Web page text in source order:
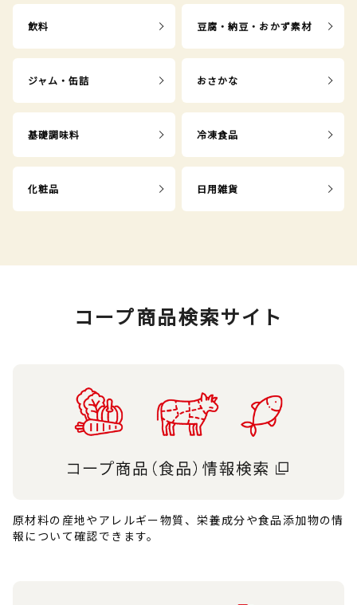
飲料 豆腐・納豆・おかず素材
ジャム・缶詰 おさかな
基礎調味料 冷凍食品
化粧品 日用雑貨
コープ商品検索サイト
原材料の産地やアレルギー物質、栄養成分や食品添加物の情
報について確認できます。